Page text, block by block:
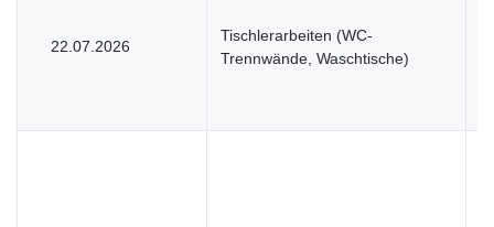
22.07.2026
Tischlerarbeiten (WC-
Trennwände, Waschtische)